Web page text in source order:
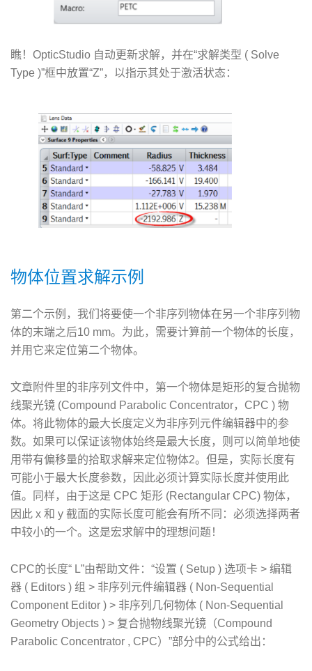
瞧！OpticStudio 自动更新求解，并在“求解类型 ( Solve
Type )”框中放置“Z”，以指示其处于激活状态：
物体位置求解示例
第二个示例，我们将要使一个非序列物体在另一个非序列物
体的末端之后10 mm。为此，需要计算前一个物体的长度，
并用它来定位第二个物体。
文章附件里的非序列文件中，第一个物体是矩形的复合抛物
线聚光镜 (Compound Parabolic Concentrator，CPC ) 物
体。将此物体的最大长度定义为非序列元件编辑器中的参
数。如果可以保证该物体始终是最大长度，则可以简单地使
用带有偏移量的拾取求解来定位物体2。但是，实际长度有
可能小于最大长度参数，因此必须计算实际长度并使用此
值。同样，由于这是 CPC 矩形 (Rectangular CPC) 物体，
因此 x 和 y 截面的实际长度可能会有所不同：必须选择两者
中较小的一个。这是宏求解中的理想问题！
CPC的长度“ L”由帮助文件：“设置 ( Setup ) 选项卡 > 编辑
器 ( Editors ) 组 > 非序列元件编辑器 ( Non-Sequential
Component Editor ) > 非序列几何物体 ( Non-Sequential
Geometry Objects ) > 复合抛物线聚光镜（Compound
Parabolic Concentrator , CPC）”部分中的公式给出：